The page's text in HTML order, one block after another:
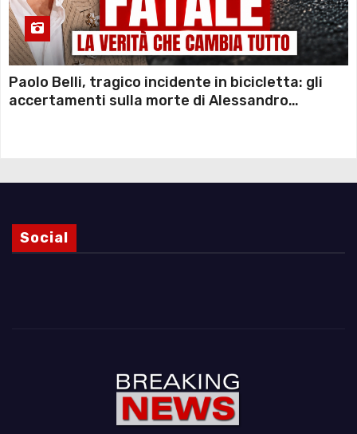
Paolo Belli, tragico incidente in bicicletta: gli
accertamenti sulla morte di Alessandro
Social